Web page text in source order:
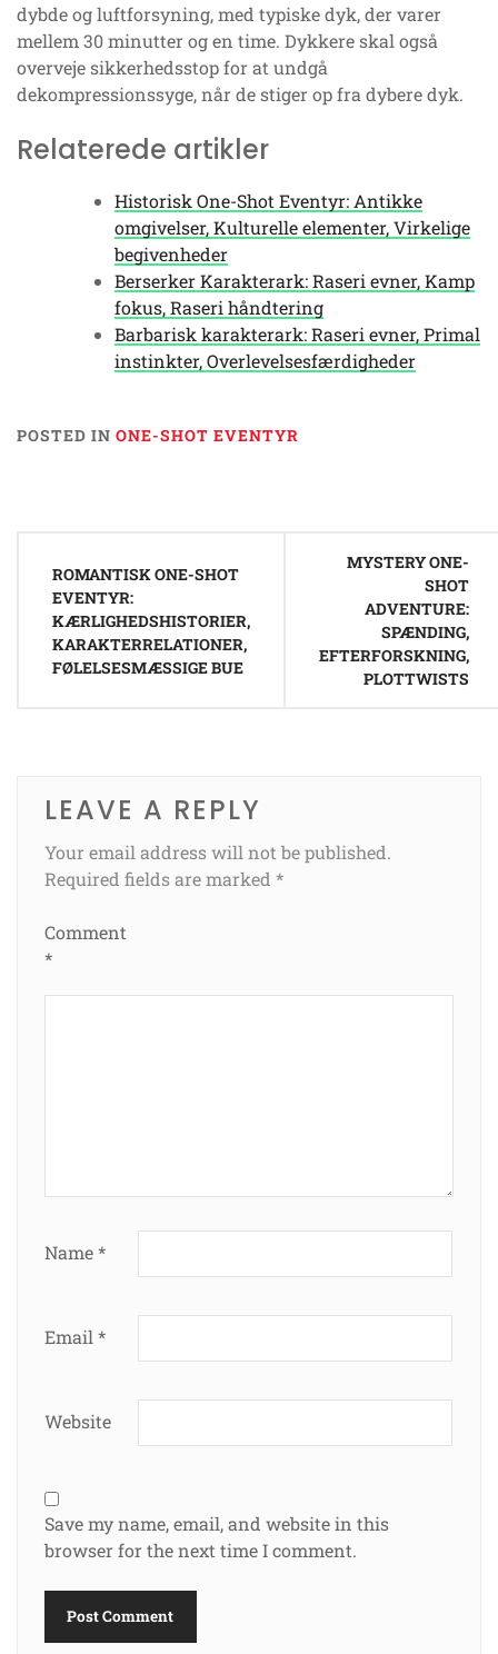
dybde og luftforsyning, med typiske dyk, der varer
mellem 30 minutter og en time. Dykkere skal også
overveje sikkerhedsstop for at undgå
dekompressionssyge, når de stiger op fra dybere dyk.
Relaterede artikler
Historisk One-Shot Eventyr: Antikke
omgivelser, Kulturelle elementer, Virkelige
begivenheder
Berserker Karakterark: Raseri evner, Kamp
fokus, Raseri håndtering
Barbarisk karakterark: Raseri evner, Primal
instinkter, Overlevelsesfærdigheder
POSTED IN ONE-SHOT EVENTYR
navigation
ROMANTISK ONE-SHOT
EVENTYR:
KÆRLIGHEDSHISTORIER,
KARAKTERRELATIONER,
FØLELSESMÆSSIGE BUE
MYSTERY ONE-
SHOT
ADVENTURE:
SPÆNDING,
EFTERFORSKNING,
PLOTTWISTS
LEAVE A REPLY
Your email address will not be published.
Required fields are marked *
Comment
*
Name*
Email *
Website
Save my name, email, and website in this
browser for the next time I comment.